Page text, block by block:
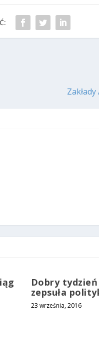
Dobry tydzień
zepsuła
23 września, 2016